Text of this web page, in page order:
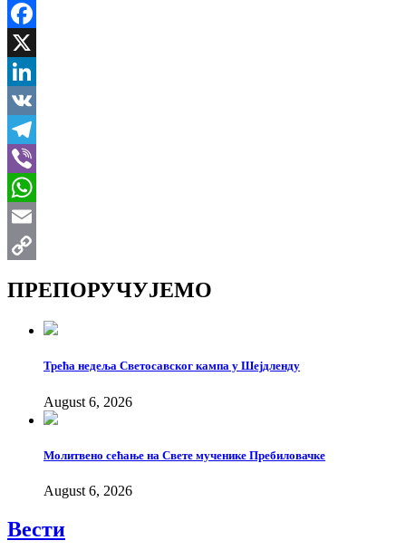
Facebook
X
LinkedIn
VK
Telegram
Viber
WhatsApp
Email
ПРЕПОРУЧУЈЕМО
Трећа недеља Светосавског кампа у Шејдленду
August 6, 2026
Молитвено сећање на Свете мученике Пребиловачке
August 6, 2026
Вести